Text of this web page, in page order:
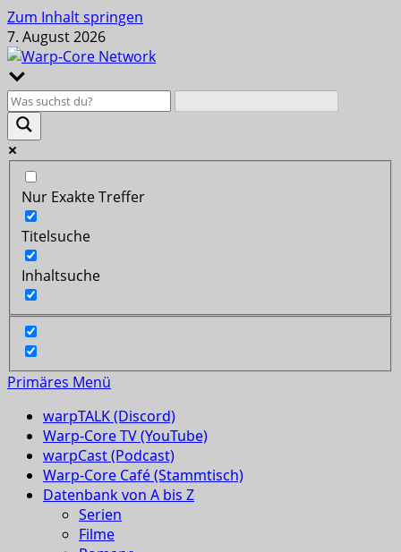
Zum Inhalt springen
7. August 2026
Nur Exakte Treffer
Titelsuche
Inhaltsuche
Primäres Menü
warpTALK (Discord)
Warp-Core TV (YouTube)
warpCast (Podcast)
Warp-Core Café (Stammtisch)
Datenbank von A bis Z
Serien
Filme